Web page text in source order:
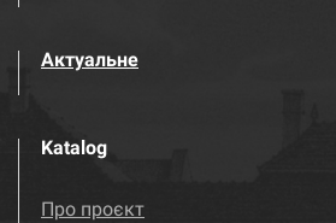
Актуальне
Katalog
Про проєкт